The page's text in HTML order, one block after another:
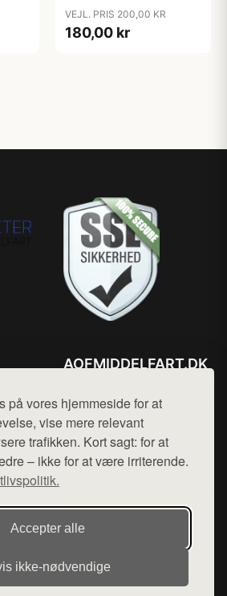
på vores hjemmeside for at
vise mere relevant
trafikken. Kort sagt: for at
– ikke for at være irriterende.
Accepter alle
ikke‑nødvendige
VEJL. PRIS 200,00 KR
180,00 kr
AOFMIDDELFART.DK
Mail: hej@want.dk
Cookie- og privatlivspolitik
want.dk, der udgiver en række
af forskellige produkter fra
sælges ikke varer fra denne side - vi
sælger varen. Vi har heller ikke